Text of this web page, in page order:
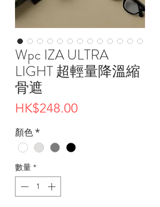
Wpc IZA ULTRA
LIGHT 超輕量降溫縮
骨遮
HK$248.00
顏色*
數量 *